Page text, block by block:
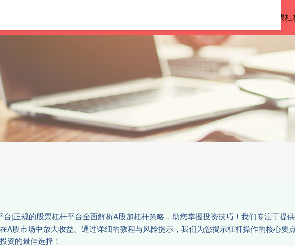
正规的股票
|正规的股票杠杆平台全面解析A股加杠杆策略，助您掌握投资技巧！我们专注于提
A股市场中放大收益。通过详细的教程与风险提示，我们为您揭示杠杆操作的核心要
资的最佳选择！